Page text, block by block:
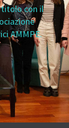
titolo con il
AMMPE.